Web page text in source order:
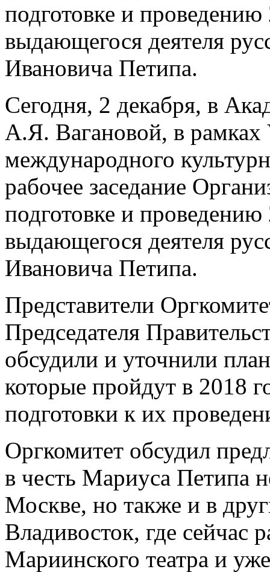
подготовке и
выдающегося деятеля
Ивановича Петипа.
Сегодня, 2 декабря, в
А.Я. Вагановой, в рамках
международного
рабочее заседание
подготовке и
выдающегося деятеля
Ивановича Петипа.
Представители
Председателя
обсудили и уточнили
которые пройдут в 2018
подготовки к их
Оргкомитет обсудил
в честь Мариуса Петипа
Москве, но также и в
Владивосток, где сейчас
Мариинского театра и